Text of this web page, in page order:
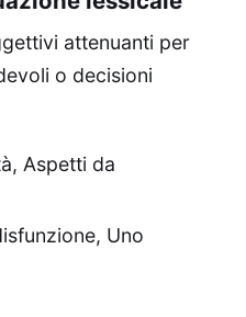
attenuanti per
o decisioni
Aspetti da
Uno